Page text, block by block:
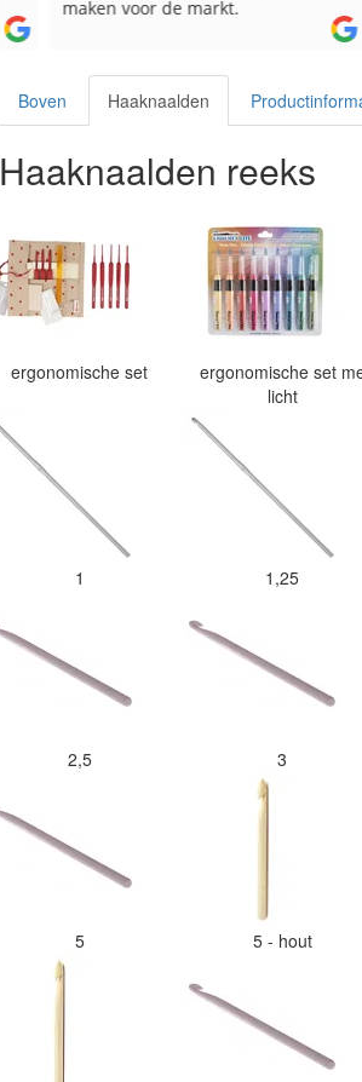
maken voor de markt.
Boven Haaknaalden
Haaknaalden reeks
ergonomische set
ergonomische set
licht
1 1,25
2,5 3
5 5 - hout